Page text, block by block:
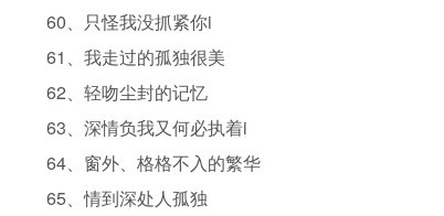
60、只怪我没抓紧你i
61、我走过的孤独很美
62、轻吻尘封的记忆
63、深情负我又何必执着i
64、窗外、格格不入的繁华
65、情到深处人孤独